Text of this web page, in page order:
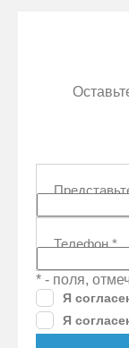
Телефон*
* - поля,
Я
Я